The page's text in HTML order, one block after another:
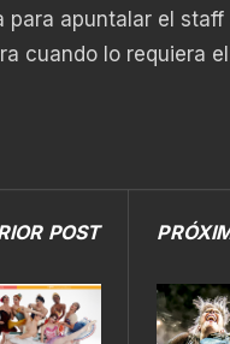
para apuntalar el
cuando lo requiera
POST